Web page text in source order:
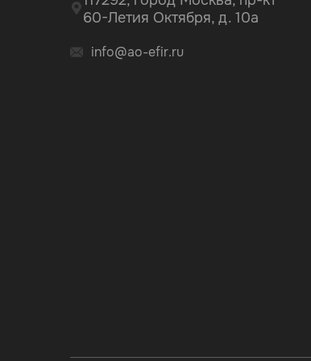
60-Летия Октября, д. 10а
info@ao-efir.ru